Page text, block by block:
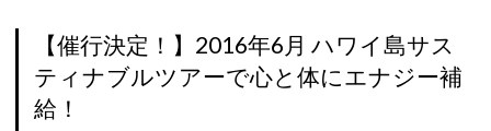
【催行決定！】2016年6月 ハワイ島サス
ティナブルツアーで心と体にエナジー補
給！